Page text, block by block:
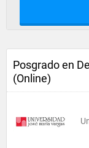
Posgrado en
(Online)